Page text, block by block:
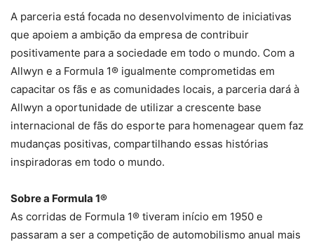
A parceria está focada no desenvolvimento de iniciativas
que apoiem a ambição da empresa de contribuir
positivamente para a sociedade em todo o mundo. Com a
Allwyn e a Formula 1® igualmente comprometidas em
capacitar os fãs e as comunidades locais, a parceria dará à
Allwyn a oportunidade de utilizar a crescente base
internacional de fãs do esporte para homenagear quem faz
mudanças positivas, compartilhando essas histórias
inspiradoras em todo o mundo.
Sobre a Formula 1®
As corridas de Formula 1® tiveram início em 1950 e
passaram a ser a competição de automobilismo anual mais